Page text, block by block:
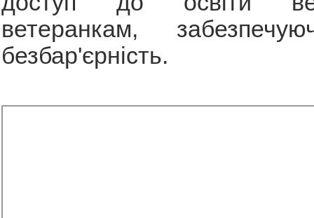
ветеранкам,
безбар'єрність.